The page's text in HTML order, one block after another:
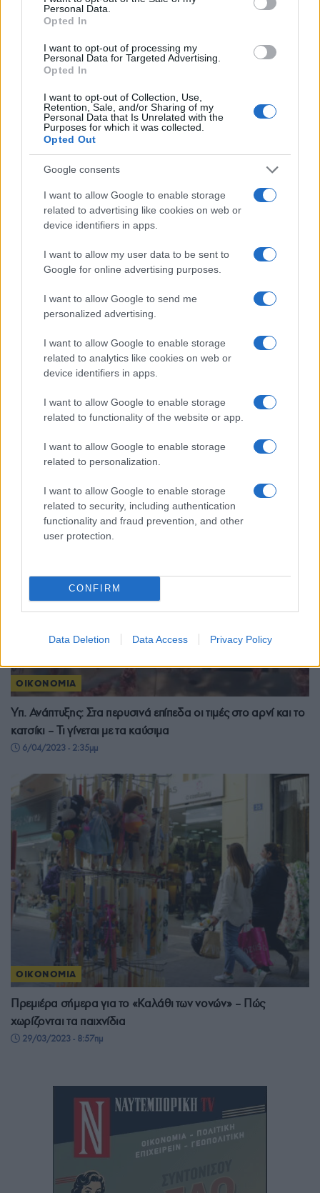
Personal Data.
Opted In
I want to opt-out of processing my
Personal Data for Targeted Advertising.
Opted In
I want to opt-out of Collection, Use,
Retention, Sale, and/or Sharing of my
Personal Data that Is Unrelated with the
Purposes for which it was collected.
Opted Out
Google consents
I want to allow Google to enable storage
related to advertising like cookies on web or
device identifiers in apps.
I want to allow my user data to be sent to
Google for online advertising purposes.
I want to allow Google to send me
personalized advertising.
I want to allow Google to enable storage
related to analytics like cookies on web or
device identifiers in apps.
I want to allow Google to enable storage
related to functionality of the website or app.
I want to allow Google to enable storage
related to personalization.
I want to allow Google to enable storage
related to security, including authentication
functionality and fraud prevention, and other
user protection.
CONFIRM
Data Deletion Data Access Privacy Policy
ΟΙΚΟΝΟΜΙΑ
Έρχεται χωρίς αλλαγές στα τέλη Απριλίου το «Καλάθι του
27/03/2024 - 5:56μμ
Πιο ακριβό φέτος το τραπέζι του Πάσχα – Ανοιχτά τα
μαγαζιά αύριο, Κυριακή των Βαΐων
8/04/2023 - 11:20πμ
ΟΙΚΟΝΟΜΙΑ
Υπ. Ανάπτυξης: Στα περυσινά επίπεδα οι τιμές στο αρνί και το
κατσίκι – Τι γίνεται με τα καύσιμα
6/04/2023 - 2:35μμ
ΟΙΚΟΝΟΜΙΑ
Πρεμιέρα σήμερα για το «Καλάθι των νονών» – Πώς
χωρίζονται τα παιχνίδια
29/03/2023 - 8:57πμ